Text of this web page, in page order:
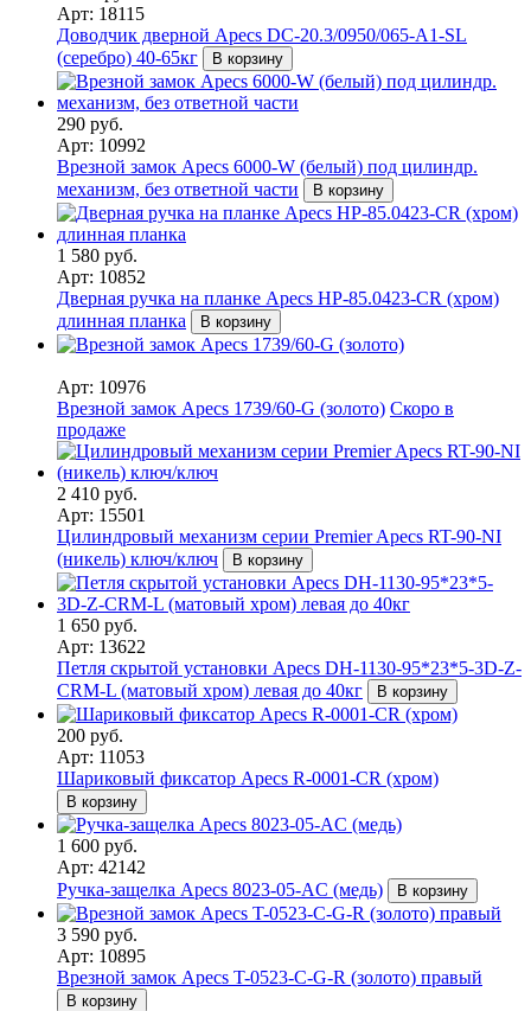
Арт: 18115
Доводчик дверной Apecs DC-20.3/0950/065-A1-SL
(серебро) 40-65кг
В корзину
290 руб.
Арт: 10992
Врезной замок Apecs 6000-W (белый) под цилиндр.
механизм, без ответной части
В корзину
1 580 руб.
Арт: 10852
Дверная ручка на планке Apecs HP-85.0423-CR (хром)
длинная планка
В корзину
Арт: 10976
Врезной замок Apecs 1739/60-G (золото) Скоро в
продаже
2 410 руб.
Арт: 15501
Цилиндровый механизм серии Premier Apecs RT-90-NI
(никель) ключ/ключ
В корзину
1 650 руб.
Арт: 13622
Петля скрытой установки Apecs DH-1130-95*23*5-3D-Z-
CRM-L (матовый хром) левая до 40кг
В корзину
200 руб.
Арт: 11053
Шариковый фиксатор Apecs R-0001-CR (хром)
В корзину
1 600 руб.
Арт: 42142
Ручка-защелка Apecs 8023-05-AC (медь)
В корзину
3 590 руб.
Арт: 10895
Врезной замок Apecs T-0523-C-G-R (золото) правый
В корзину